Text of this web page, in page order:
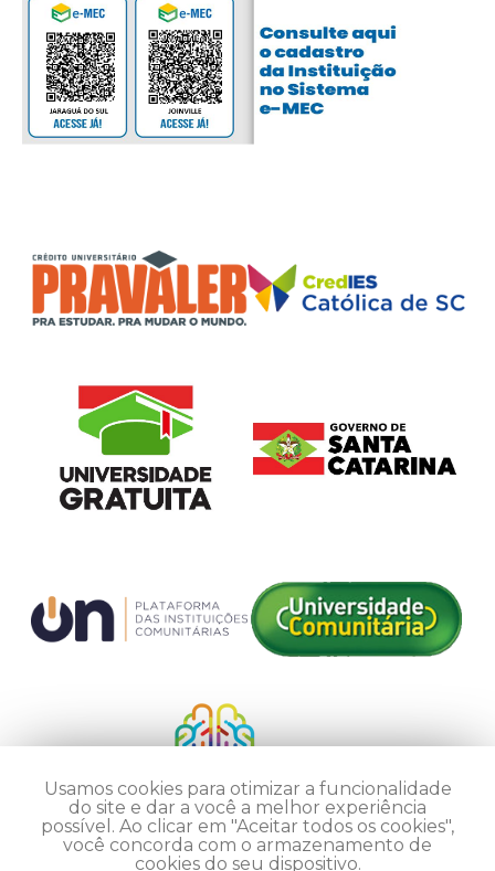
Usamos cookies para otimizar a funcionalidade
do site e dar a você a melhor experiência
possível. Ao clicar em "Aceitar todos os cookies",
você concorda com o armazenamento de
cookies do seu dispositivo.